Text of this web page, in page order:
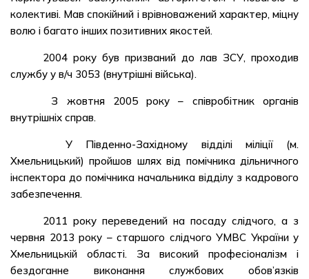
колективі. Мав спокійний і врівноважений характер, міцну
волю і багато інших позитивних якостей.
2004 року був призваний до лав ЗСУ, проходив
службу у в/ч 3053 (внутрішні війська).
З жовтня 2005 року – співробітник органів
внутрішніх справ.
У Південно-Західному відділі міліції (м.
Хмельницький) пройшов шлях від помічника дільничного
інспектора до помічника начальника відділу з кадрового
забезпечення.
2011 року переведений на посаду слідчого, а з
червня 2013 року – старшого слідчого УМВС України у
Хмельницькій області. За високий професіоналізм і
бездоганне виконання службових обов’язків